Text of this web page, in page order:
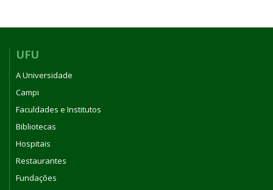
UFU
A Universidade
Campi
Faculdades e Institutos
Bibliotecas
Hospitais
Restaurantes
Fundações